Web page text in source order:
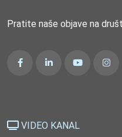
Pratite naše objave na
VIDEO KANAL